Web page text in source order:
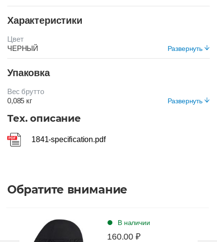
Характеристики
Развернуть
Цвет
ЧЕРНЫЙ
Упаковка
Развернуть
Вес брутто
0,085 кг
Вид упаковки
Короб
Тех. описание
1841-specification.pdf
Обратите внимание
В наличии
160.00 ₽